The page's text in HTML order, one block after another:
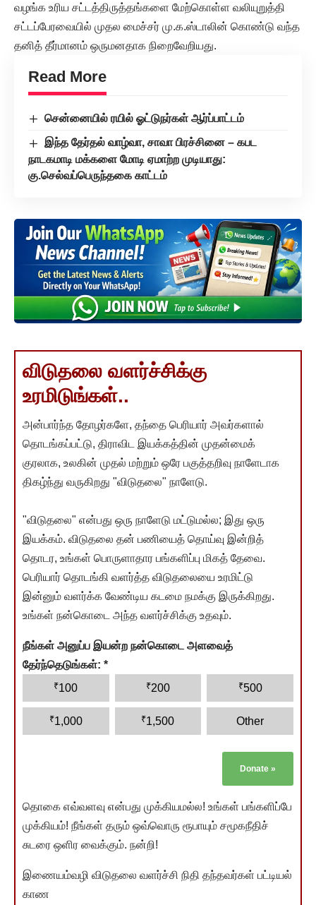
வழங்க உரிய சட்டத்திருத்தங்களை மேற்கொள்ள வலியுறுத்தி
சட்டப்பேரவையில் முதல மைச்சர் மு.க.ஸ்டாலின் கொண்டு வந்த
தனித் தீர்மானம் ஒருமனதாக நிறைவேறியது.
Read More
சென்னையில் ரயில் ஓட்டுநர்கள் ஆர்ப்பாட்டம்
இந்த தேர்தல் வாழ்வா, சாவா பிரச்சினை – கபட
நாடகமாடி மக்களை மோடி ஏமாற்ற முடியாது:
கு.செல்வப்பெருந்தகை காட்டம்
விடுதலை வளர்ச்சிக்கு
உரமிடுங்கள்..
அன்பார்ந்த தோழர்களே, தந்தை பெரியார் அவர்களால்
தொடங்கப்பட்டு, திராவிட இயக்கத்தின் முதன்மைக்
குரலாக, உலகின் முதல் மற்றும் ஒரே பகுத்தறிவு நாளேடாக
திகழ்ந்து வருகிறது "விடுதலை" நாளேடு.
"விடுதலை" என்பது ஒரு நாளேடு மட்டுமல்ல; இது ஒரு
இயக்கம். விடுதலை தன் பணியைத் தொய்வு இன்றித்
தொடர, உங்கள் பொருளாதார பங்களிப்பு மிகத் தேவை.
பெரியார் தொடங்கி வளர்த்த விடுதலையை உரமிட்டு
இன்னும் வளர்க்க வேண்டிய கடமை நமக்கு இருக்கிறது.
உங்கள் நன்கொடை அந்த வளர்ச்சிக்கு உதவும்.
நீங்கள் அனுப்ப இயன்ற நன்கொடை அளவைத்
தேர்ந்தெடுங்கள்: *
₹100 ₹200 ₹500
₹1,000 ₹1,500 Other
Donate »
தொகை எவ்வளவு என்பது முக்கியமல்ல! உங்கள் பங்களிப்பே
முக்கியம்! நீங்கள் தரும் ஒவ்வொரு ரூபாயும் சமூகநீதிச்
சுடரை ஒளிர வைக்கும். நன்றி!
இணையம்வழி விடுதலை வளர்ச்சி நிதி தந்தவர்கள் பட்டியல்
காண